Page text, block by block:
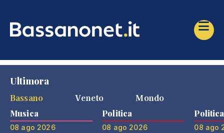
Ultimora
Bassano
Veneto Mondo
Musica
08 ago 2026
Politica
08 ago 2026
Politica
08 ago